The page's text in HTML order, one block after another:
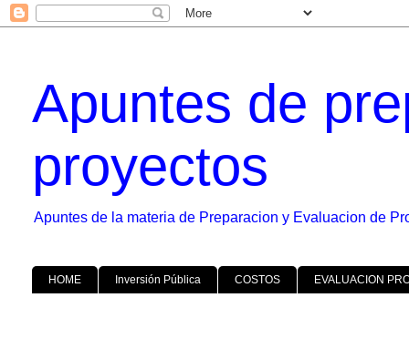
Apuntes de
proyectos
Apuntes de la materia de Preparacion y Evaluacion de
HOME Inversión Pública COSTOS EVALUACION